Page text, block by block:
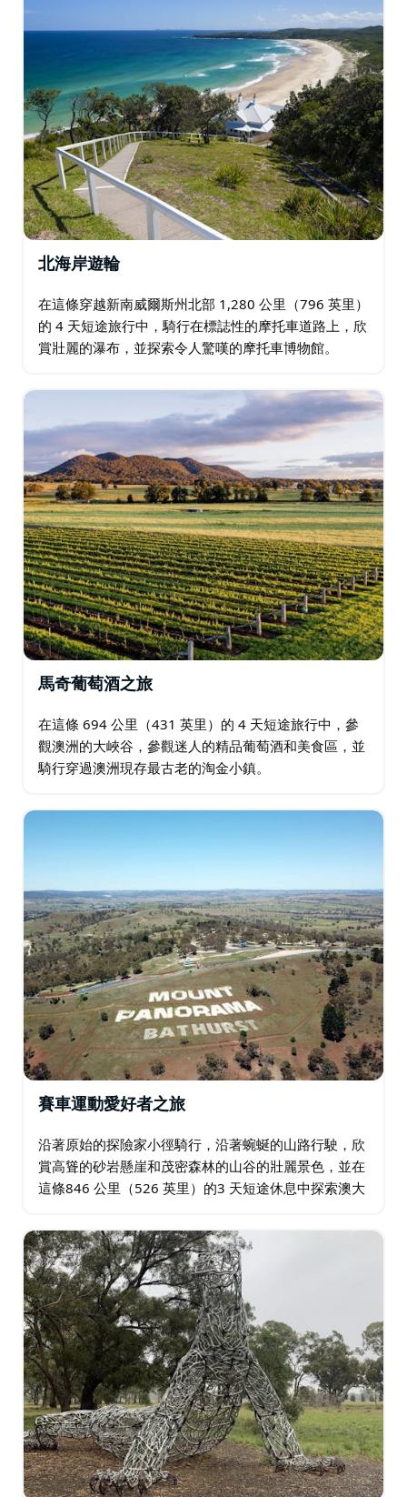
北海岸遊輪
在這條穿越新南威爾斯州北部 1,280 公里（796 英里）
的 4 天短途旅行中，騎行在標誌性的摩托車道路上，欣
賞壯麗的瀑布，並探索令人驚嘆的摩托車博物館。
馬奇葡萄酒之旅
在這條 694 公里（431 英里）的 4 天短途旅行中，參
觀澳洲的大峽谷，參觀迷人的精品葡萄酒和美食區，並
騎行穿過澳洲現存最古老的淘金小鎮。
賽車運動愛好者之旅
沿著原始的探險家小徑騎行，沿著蜿蜒的山路行駛，欣
賞高聳的砂岩懸崖和茂密森林的山谷的壯麗景色，並在
這條846 公里（526 英里）的3 天短途休息中探索澳大